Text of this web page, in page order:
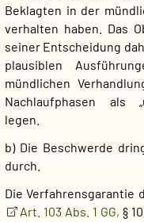
Beklagten in der
verhalten haben. Das
seiner Entscheidung
plausiblen
mündlichen
Nachlaufphasen als
legen.
b) Die Beschwerde
durch.
Die Verfahrensgarantie
Art. 103 Abs. 1 GG, §